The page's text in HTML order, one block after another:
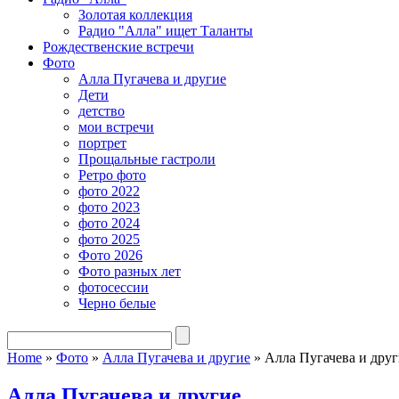
Золотая коллекция
Радио "Алла" ищет Таланты
Рождественские встречи
Фото
Алла Пугачева и другие
Дети
детство
мои встречи
портрет
Прощальные гастроли
Ретро фото
фото 2022
фото 2023
фото 2024
фото 2025
Фото 2026
Фото разных лет
фотосессии
Черно белые
Home » Фото » Алла Пугачева и другие » Алла Пугачева и